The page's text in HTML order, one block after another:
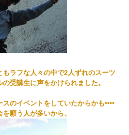
ラフな人々の中で2人ずれのスーツ
受講生に声をかけられました。
のイベントをしていたからかも••••
願う人が多いから。